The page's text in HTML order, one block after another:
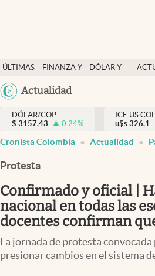
ÚLTIMAS
NOTICIAS
FINANZA Y
DÓLAR Y
Actualidad
Salud y nutrición
Vida espiritual
Actualidad
Colombia
DÓLAR/COP
$ 3157,43 0.24%
ICE US
u$s 326,1
Cronista Colombia Actualidad
Protesta
Confirmado y oficial |
nacional en todas las
docentes confirman
La jornada de protesta
presionar cambios en el sistema